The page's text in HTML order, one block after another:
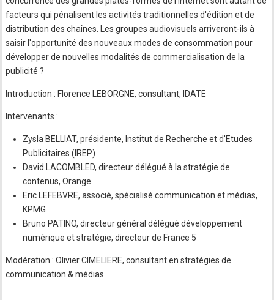
facteurs qui pénalisent les activités traditionnelles d'édition et de
distribution des chaînes. Les groupes audiovisuels arriveront-ils à
saisir l'opportunité des nouveaux modes de consommation pour
développer de nouvelles modalités de commercialisation de la
publicité ?
Introduction : Florence LEBORGNE, consultant, IDATE
Intervenants :
Zysla BELLIAT, présidente, Institut de Recherche et d'Etudes
Publicitaires (IREP)
David LACOMBLED, directeur délégué à la stratégie de
contenus, Orange
Eric LEFEBVRE, associé, spécialisé communication et médias,
KPMG
Bruno PATINO, directeur général délégué développement
numérique et stratégie, directeur de France 5
Modération : Olivier CIMELIERE, consultant en stratégies de
communication & médias